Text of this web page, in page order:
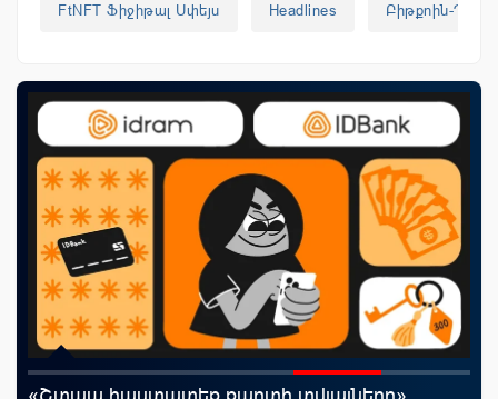
FtNFT Ֆիջիթալ Սփեյս Headlines Բիթքոին-